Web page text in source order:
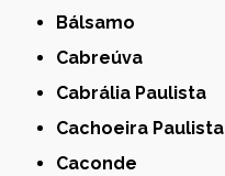
Bálsamo
Cabreúva
Cabrália Paulista
Cachoeira Paulista
Caconde